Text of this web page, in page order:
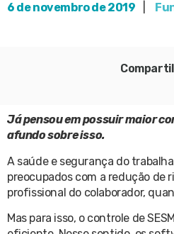
6 de novembro de 2019
Já pensou em possuir maior
afundo sobre isso.
A saúde e segurança do
preocupados com a redução de
profissional do colaborador,
Mas para isso, o controle de